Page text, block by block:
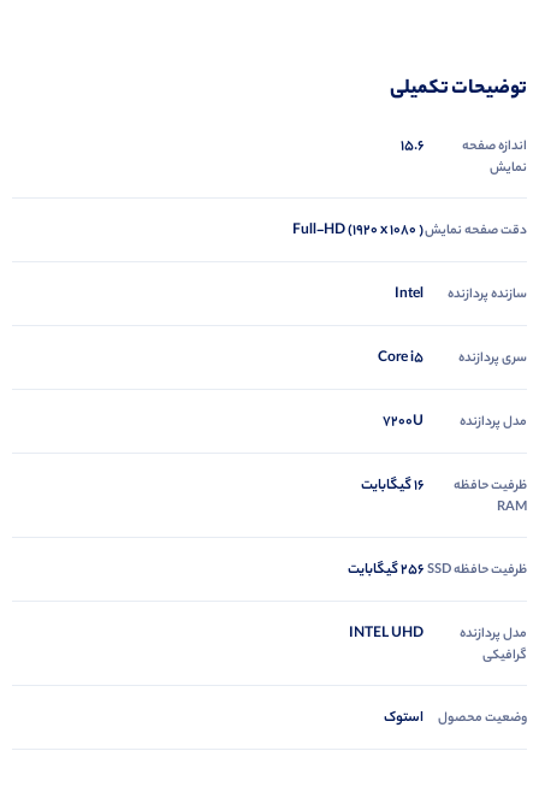
توضیحات تکمیلی
اندازه صفحه
نمایش
15.6
دقت صفحه نمایشFull-HD (1920 x 1080 )
سازنده پردازنده Intel
سری پردازنده Core i5
مدل پردازنده 7200U
ظرفیت حافظه
RAM
16 گیگابایت
ظرفیت حافظه SSD 256 گیگابایت
مدل پردازنده
گرافیکی
INTEL UHD
وضعیت محصول استوک